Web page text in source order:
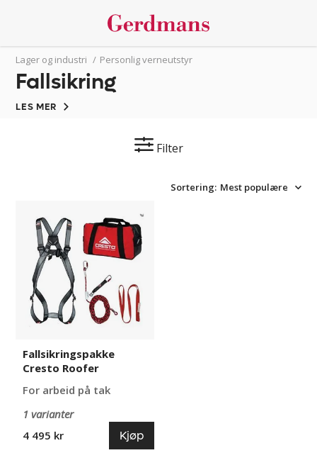
Lager og industri / Personlig verneutstyr
Fallsikring
LES MER
Filter
Sortering: Mest populære
Cresto
Roofer
Fallsikringspakke
Cresto Roofer
For arbeid på tak
1 varianter
4 495 kr
Kjøp